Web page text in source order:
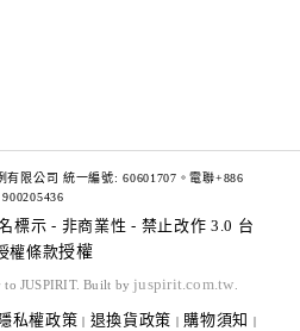
限公司 統一編號: 60601707。電聯+886
900205436
標示 - 非商業性 - 禁止改作 3.0 台
權條款授權
JUSPIRIT. Built by juspirit.com.tw
私權政策 | 退換貨政策 | 購物須知 |